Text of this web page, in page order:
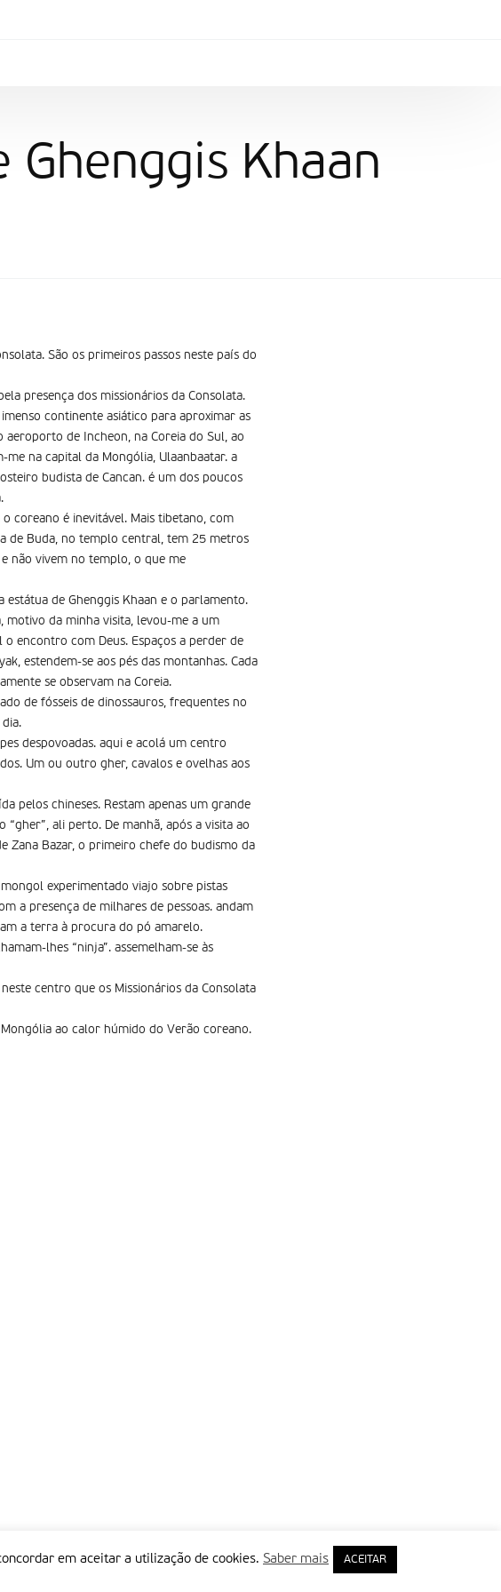
Ghenggis Khaan
São os primeiros passos neste país do
presença dos missionários da Consolata.
continente asiático para aproximar as
aeroporto de Incheon, na Coreia do Sul, ao
na capital da Mongólia, Ulaanbaatar. a
budista de Cancan. é um dos poucos
coreano é inevitável. Mais tibetano, com
de Buda, no templo central, tem 25 metros
não vivem no templo, o que me
de Ghenggis Khaan e o parlamento.
motivo da minha visita, levou-me a um
encontro com Deus. Espaços a perder de
estendem-se aos pés das montanhas. Cada
se observam na Coreia.
de fósseis de dinossauros, frequentes no
despovoadas. aqui e acolá um centro
Um ou outro gher, cavalos e ovelhas aos
pelos chineses. Restam apenas um grande
ali perto. De manhã, após a visita ao
Zana Bazar, o primeiro chefe do budismo da
experimentado viajo sobre pistas
a presença de milhares de pessoas. andam
a terra à procura do pó amarelo.
lhes “ninja”. assemelham-se às
centro que os Missionários da Consolata
ao calor húmido do Verão coreano.
em aceitar a utilização de cookies. Saber mais ACEITAR